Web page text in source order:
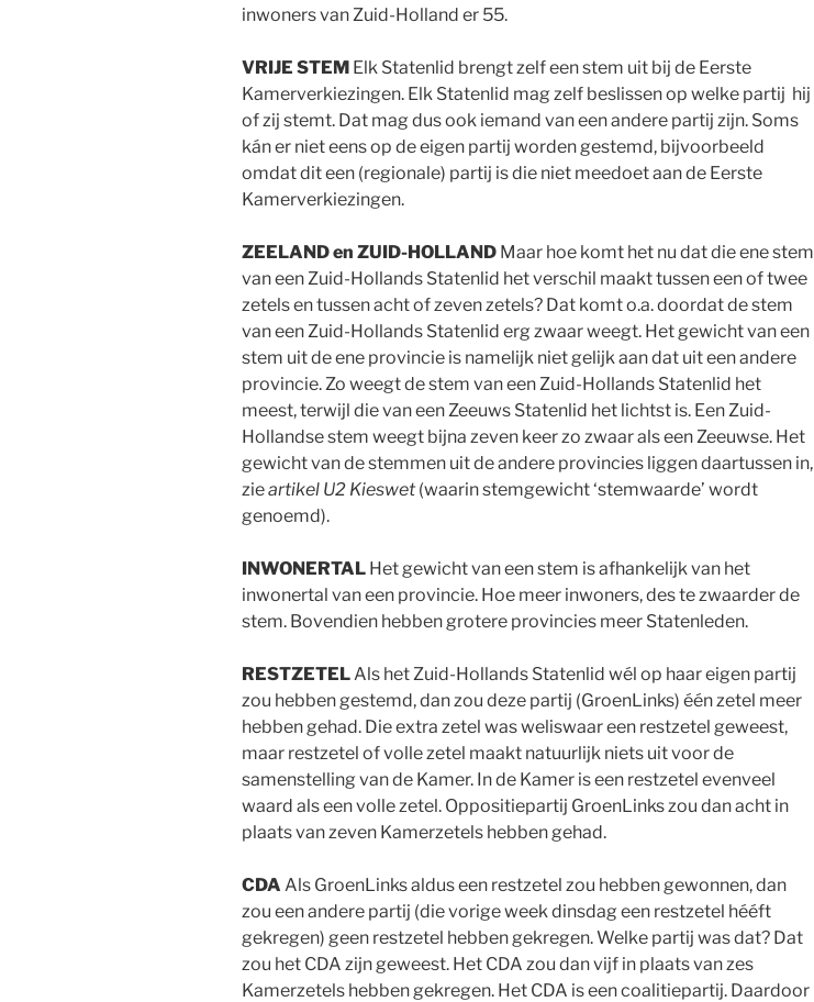
inwoners van Zuid-Holland er 55.
VRIJE STEM Elk Statenlid brengt zelf een stem uit bij de Eerste
Kamerverkiezingen. Elk Statenlid mag zelf beslissen op welke partij hij
of zij stemt. Dat mag dus ook iemand van een andere partij zijn. Soms
kán er niet eens op de eigen partij worden gestemd, bijvoorbeeld
omdat dit een (regionale) partij is die niet meedoet aan de Eerste
Kamerverkiezingen.
ZEELAND en ZUID-HOLLAND Maar hoe komt het nu dat die ene stem
van een Zuid-Hollands Statenlid het verschil maakt tussen een of twee
zetels en tussen acht of zeven zetels? Dat komt o.a. doordat de stem
van een Zuid-Hollands Statenlid erg zwaar weegt. Het gewicht van een
stem uit de ene provincie is namelijk niet gelijk aan dat uit een andere
provincie. Zo weegt de stem van een Zuid-Hollands Statenlid het
meest, terwijl die van een Zeeuws Statenlid het lichtst is. Een Zuid-
Hollandse stem weegt bijna zeven keer zo zwaar als een Zeeuwse. Het
gewicht van de stemmen uit de andere provincies liggen daartussen in,
zieartikel U2 Kieswet (waarin stemgewicht ‘stemwaarde’ wordt
genoemd).
INWONERTAL Het gewicht van een stem is afhankelijk van het
inwonertal van een provincie. Hoe meer inwoners, des te zwaarder de
stem. Bovendien hebben grotere provincies meer Statenleden.
RESTZETEL Als het Zuid-Hollands Statenlid wél op haar eigen partij
zou hebben gestemd, dan zou deze partij (GroenLinks) één zetel meer
hebben gehad. Die extra zetel was weliswaar een restzetel geweest,
maar restzetel of volle zetel maakt natuurlijk niets uit voor de
samenstelling van de Kamer. In de Kamer is een restzetel evenveel
waard als een volle zetel. Oppositiepartij GroenLinks zou dan acht in
plaats van zeven Kamerzetels hebben gehad.
CDA Als GroenLinks aldus een restzetel zou hebben gewonnen, dan
zou een andere partij (die vorige week dinsdag een restzetel hééft
gekregen) geen restzetel hebben gekregen. Welke partij was dat? Dat
zou het CDA zijn geweest. Het CDA zou dan vijf in plaats van zes
Kamerzetels hebben gekregen. Het CDA is een coalitiepartij. Daardoor